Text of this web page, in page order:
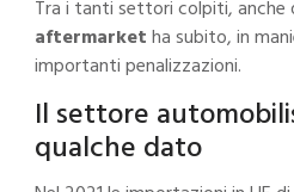
Tra i tanti settori colpiti, anche
aftermarketha subito, in
importanti penalizzazioni.
Il settore
qualche dato